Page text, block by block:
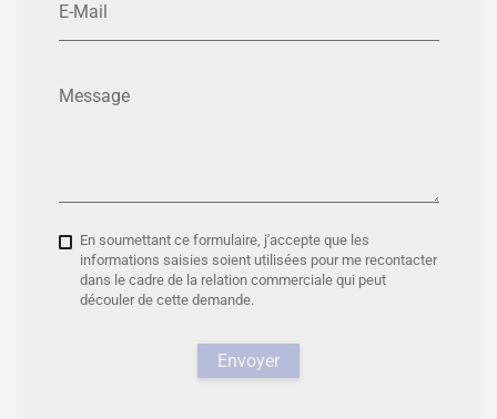
E-Mail
Message
En soumettant ce formulaire, j'accepte que les
informations saisies soient utilisées pour me recontacter
dans le cadre de la relation commerciale qui peut
découler de cette demande.
Envoyer